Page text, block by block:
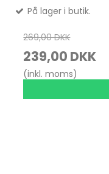
På lager i butik.
269,00 DKK
239,00 DKK
(inkl. moms)